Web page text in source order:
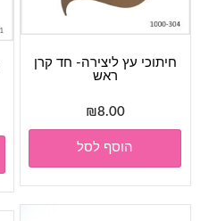
חיתוכי עץ ליצירה- חד קרן
ראש
₪8.00
הוסף לסל